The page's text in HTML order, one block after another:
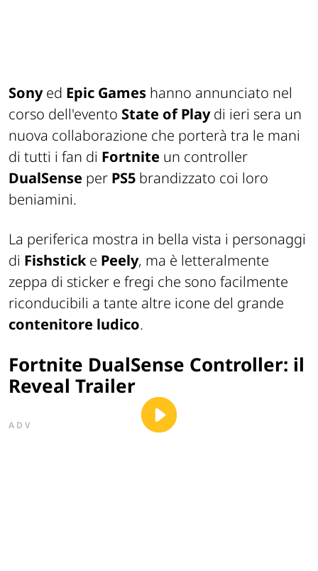
Sonyed Epic Games hanno annunciato nel
corso dell'evento State of Playdi ieri sera un
nuova collaborazione che porterà tra le mani
di tutti i fan di Fortnite un controller
DualSense per PS5 brandizzato coi loro
beniamini.
La periferica mostra in bella vista i personaggi
di Fishsticke Peely, ma è letteralmente
zeppa di sticker e fregi che sono facilmente
riconducibili a tante altre icone del grande
contenitore ludico.
Fortnite DualSense Controller: il
Reveal Trailer
ADV